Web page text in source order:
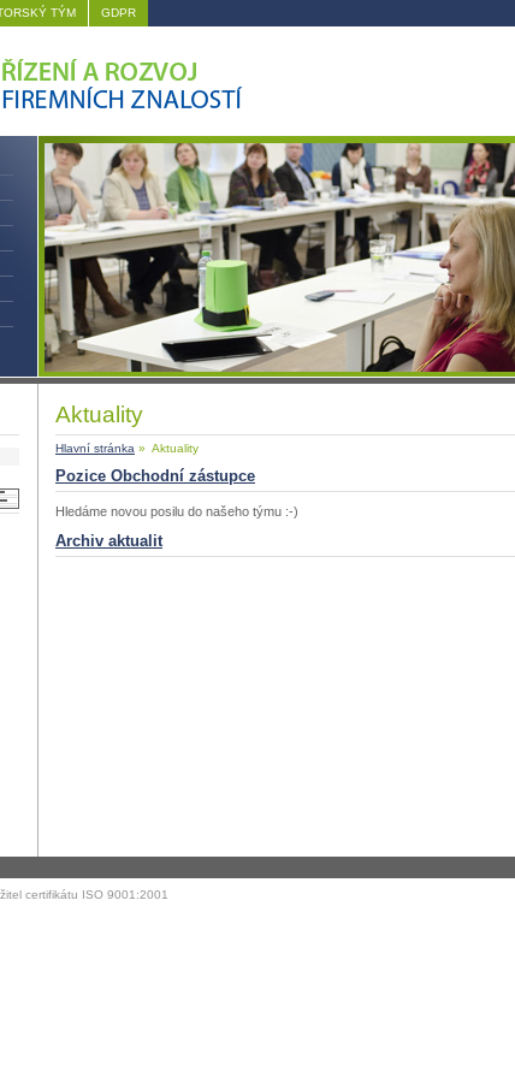
TÝM GDPR
Aktuality
Hlavní stránka » Aktuality
Pozice Obchodní zástupce
Hledáme novou posilu do našeho týmu :-)
Archiv aktualit
certifikátu ISO 9001:2001